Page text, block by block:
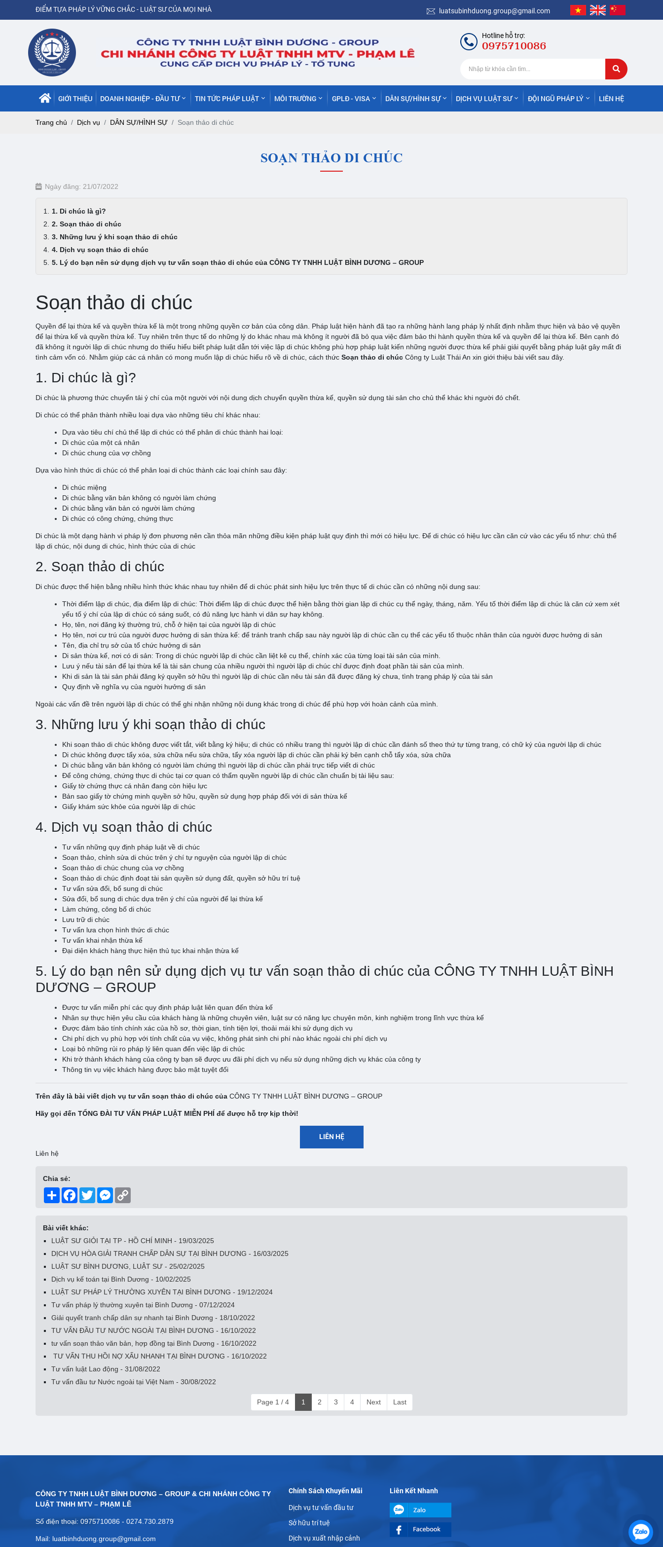
ĐIỂM TỰA PHÁP LÝ VỮNG CHẮC - LUẬT SƯ CỦA MỌI NHÀ luatsubinhduong.group@gmail.com
Hotline hỗ trợ:
0975710086
GIỚI THIỆU DOANH NGHIỆP - ĐẦU TƯ TIN TỨC PHÁP LUẬT MÔI TRƯỜNG GPLĐ - VISA DÂN SỰ/HÌNH SỰ DỊCH VỤ LUẬT SƯ ĐỘI NGŨ PHÁP LÝ LIÊN HỆ
Trang chủ Dịch vụ DÂN SỰ/HÌNH SỰ Soạn thảo di chúc
SOẠN THẢO DI CHÚC
Ngày đăng: 21/07/2022
1. Di chúc là gì?
2. Soạn thảo di chúc
3. Những lưu ý khi soạn thảo di chúc
4. Dịch vụ soạn thảo di chúc
5. Lý do bạn nên sử dụng dịch vụ tư vấn soạn thảo di chúc của CÔNG TY TNHH LUẬT BÌNH DƯƠNG – GROUP
Soạn thảo di chúc
Quyền để lại thừa kế và quyền thừa kế là một trong những quyền cơ bản của công dân. Pháp luật hiện hành đã tạo ra những hành lang pháp lý nhất định nhằm thực hiện và bảo vệ quyền
để lại thừa kế và quyền thừa kế. Tuy nhiên trên thực tế do những lý do khác nhau mà không ít người đã bỏ qua việc đảm bảo thi hành quyền thừa kế và quyền để lại thừa kế. Bên cạnh đó
đã không ít người lập di chúc nhưng do thiếu hiểu biết pháp luật dẫn tới việc lập di chúc không phù hợp pháp luật kiến những người được thừa kế phải giải quyết bằng pháp luật gây mất đi
tình cảm vốn có. Nhằm giúp các cá nhân có mong muốn lập di chúc hiểu rõ về di chúc, cách thức Soạn thảo di chúc Công ty Luật Thái An xin giới thiệu bài viết sau đây.
1. Di chúc là gì?
Di chúc là phương thức chuyển tải ý chí của một người với nội dung dịch chuyển quyền thừa kế, quyền sử dụng tài sản cho chủ thể khác khi người đó chết.
Di chúc có thể phân thành nhiều loại dựa vào những tiêu chí khác nhau:
Dựa vào tiêu chí chủ thể lập di chúc có thể phân di chúc thành hai loại:
Di chúc của một cá nhân
Di chúc chung của vợ chồng
Dựa vào hình thức di chúc có thể phân loại di chúc thành các loại chính sau đây:
Di chúc miệng
Di chúc bằng văn bản không có người làm chứng
Di chúc bằng văn bản có người làm chứng
Di chúc có công chứng, chứng thực
Di chúc là một dạng hành vi pháp lý đơn phương nên cần thỏa mãn những điều kiện pháp luật quy định thì mới có hiệu lực. Để di chúc có hiệu lực cần căn cứ vào các yếu tố như: chủ thể
lập di chúc, nội dung di chúc, hình thức của di chúc
2. Soạn thảo di chúc
Di chúc được thể hiện bằng nhiều hình thức khác nhau tuy nhiên để di chúc phát sinh hiệu lực trên thực tế di chúc cần có những nội dung sau:
Thời điểm lập di chúc, địa điểm lập di chúc: Thời điểm lập di chúc được thể hiện bằng thời gian lập di chúc cụ thể ngày, tháng, năm. Yếu tố thời điểm lập di chúc là căn cứ xem xét
yếu tố ý chí của lập di chúc có sáng suốt, có đủ năng lực hành vi dân sự hay không.
Họ, tên, nơi đăng ký thường trú, chỗ ở hiện tại của người lập di chúc
Họ tên, nơi cư trú của người được hưởng di sản thừa kế: để tránh tranh chấp sau này người lập di chúc cần cụ thể các yếu tố thuộc nhân thân của người được hưởng di sản
Tên, địa chỉ trụ sở của tổ chức hưởng di sản
Di sản thừa kế, nơi có di sản: Trong di chúc người lập di chúc cần liệt kê cụ thể, chính xác của từng loại tài sản của mình.
Lưu ý nếu tài sản để lại thừa kế là tài sản chung của nhiều người thì người lập di chúc chỉ được định đoạt phần tài sản của mình.
Khi di sản là tài sản phải đăng ký quyền sở hữu thì người lập di chúc cần nêu tài sản đã được đăng ký chưa, tình trạng pháp lý của tài sản
Quy định về nghĩa vụ của người hưởng di sản
Ngoài các vấn đề trên người lập di chúc có thể ghi nhận những nội dung khác trong di chúc để phù hợp với hoàn cảnh của mình.
3. Những lưu ý khi soạn thảo di chúc
Khi soạn thảo di chúc không được viết tắt, viết bằng ký hiệu; di chúc có nhiều trang thì người lập di chúc cần đánh số theo thứ tự từng trang, có chữ ký của người lập di chúc
Di chúc không được tẩy xóa, sửa chữa nếu sửa chữa, tẩy xóa người lập di chúc cần phải ký bên cạnh chỗ tẩy xóa, sửa chữa
Di chúc bằng văn bản không có người làm chứng thì người lập di chúc cần phải trực tiếp viết di chúc
Để công chứng, chứng thực di chúc tại cơ quan có thẩm quyền người lập di chúc cần chuẩn bị tài liệu sau:
Giấy tờ chứng thực cá nhân đang còn hiệu lực
Bản sao giấy tờ chứng minh quyền sở hữu, quyền sử dụng hợp pháp đối với di sản thừa kế
Giấy khám sức khỏe của người lập di chúc
4. Dịch vụ soạn thảo di chúc
Tư vấn những quy định pháp luật về di chúc
Soạn thảo, chỉnh sửa di chúc trên ý chí tự nguyện của người lập di chúc
Soạn thảo di chúc chung của vợ chồng
Soạn thảo di chúc định đoạt tài sản quyền sử dụng đất, quyền sở hữu trí tuệ
Tư vấn sửa đổi, bổ sung di chúc
Sửa đổi, bổ sung di chúc dựa trên ý chí của người để lại thừa kế
Làm chứng, công bố di chúc
Lưu trữ di chúc
Tư vấn lưa chọn hình thức di chúc
Tư vấn khai nhận thừa kế
Đại diện khách hàng thực hiện thủ tục khai nhận thừa kế
5. Lý do bạn nên sử dụng dịch vụ tư vấn soạn thảo di chúc của CÔNG TY TNHH LUẬT BÌNH
DƯƠNG – GROUP
Được tư vấn miễn phí các quy định pháp luật liên quan đến thừa kế
Nhân sự thực hiện yêu cầu của khách hàng là những chuyên viên, luật sư có năng lực chuyên môn, kinh nghiệm trong lĩnh vực thừa kế
Được đảm bảo tính chính xác của hồ sơ, thời gian, tính tiện lợi, thoải mái khi sử dụng dịch vụ
Chi phí dịch vụ phù hợp với tính chất của vụ việc, không phát sinh chi phí nào khác ngoài chi phí dịch vụ
Loại bỏ những rủi ro pháp lý liên quan đến việc lập di chúc
Khi trở thành khách hàng của công ty bạn sẽ được ưu đãi phí dịch vụ nếu sử dụng những dịch vụ khác của công ty
Thông tin vụ việc khách hàng được bảo mật tuyệt đối
Trên đây là bài viết dịch vụ tư vấn soạn thảo di chúc của CÔNG TY TNHH LUẬT BÌNH DƯƠNG – GROUP
Hãy gọi đến TỔNG ĐÀI TƯ VẤN PHÁP LUẬT MIỄN PHÍ để được hỗ trợ kịp thời!
LIÊN HỆ
Liên hệ
Chia sẻ:
Share Facebook
Twitter Messenger
Bài viết khác:
LUẬT SƯ GIỎI TẠI TP - HỒ CHÍ MINH - 19/03/2025
DỊCH VỤ HÒA GIẢI TRANH CHẤP DÂN SỰ TẠI BÌNH DƯƠNG - 16/03/2025
LUẬT SƯ BÌNH DƯƠNG, LUẬT SƯ - 25/02/2025
Dịch vụ kế toán tại Bình Dương - 10/02/2025
LUẬT SƯ PHÁP LÝ THƯỜNG XUYÊN TẠI BÌNH DƯƠNG - 19/12/2024
Tư vấn pháp lý thường xuyên tại Bình Dương - 07/12/2024
Giải quyết tranh chấp dân sự nhanh tại Bình Dương - 18/10/2022
TƯ VẤN ĐẦU TƯ NƯỚC NGOÀI TẠI BÌNH DƯƠNG - 16/10/2022
tư vấn soạn thảo văn bản, hợp đồng tại Bình Dương - 16/10/2022
TƯ VẤN THU HỒI NỢ XẤU NHANH TẠI BÌNH DƯƠNG - 16/10/2022
Tư vấn luật Lao động - 31/08/2022
Tư vấn đầu tư Nước ngoài tại Việt Nam - 30/08/2022
Page 1 / 4 1 2 3 4 Next Last
CÔNG TY TNHH LUẬT BÌNH DƯƠNG – GROUP & CHI NHÁNH CÔNG TY
LUẬT TNHH MTV – PHẠM LÊ
Số điện thoại: 0975710086 - 0274.730.2879
Mail: luatbinhduong.group@gmail.com
Chính Sách Khuyến Mãi
Dịch vụ tư vấn đầu tư
Sở hữu trí tuệ
Dịch vụ xuất nhập cảnh
Liên Kết Nhanh